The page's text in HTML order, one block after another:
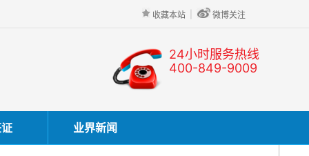
收藏本站 微博关注
24小时服务热线
400-849-9009
业界新闻